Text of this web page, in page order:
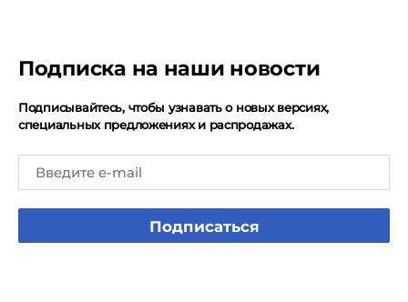
Подписка на наши новости
Подписывайтесь, чтобы узнавать о новых версиях,
специальных предложениях и распродажах.
Подписаться